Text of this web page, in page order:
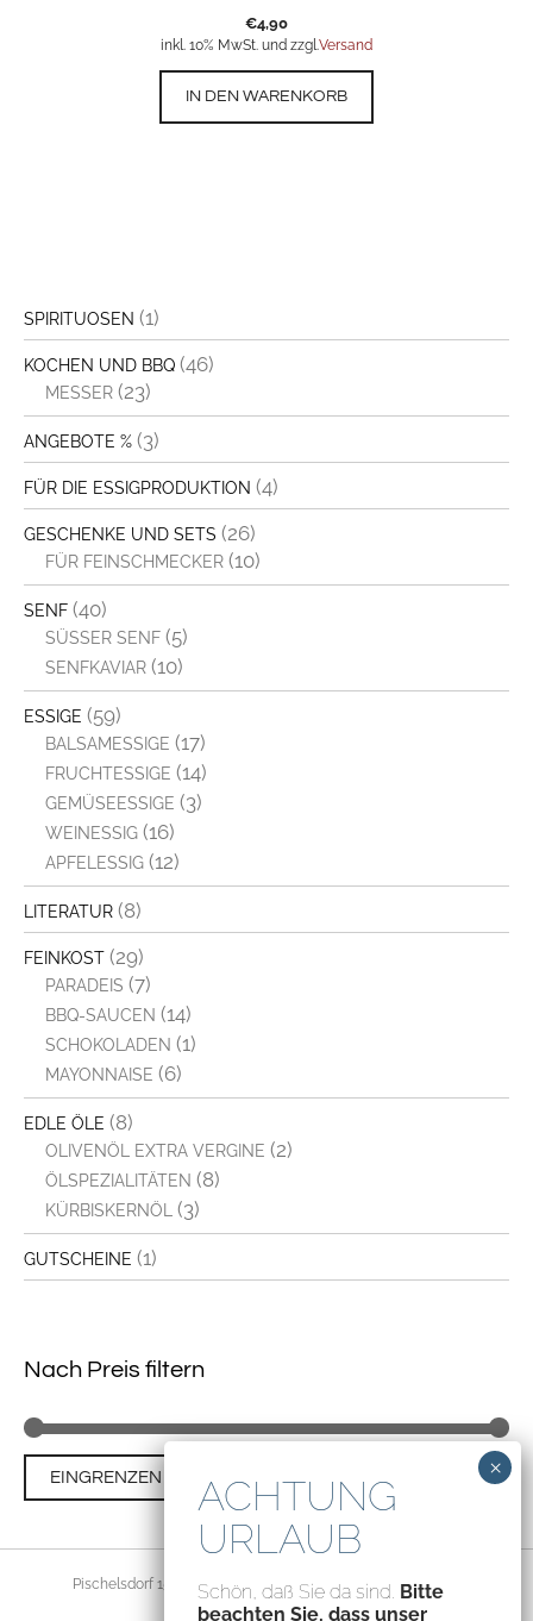
€4,90
inkl. 10% MwSt. und zzgl.Versand
IN DEN WARENKORB
SPIRITUOSEN (1)
KOCHEN UND BBQ (46)
MESSER (23)
ANGEBOTE % (3)
FÜR DIE ESSIGPRODUKTION (4)
GESCHENKE UND SETS (26)
FÜR FEINSCHMECKER (10)
SENF (40)
SÜSSER SENF (5)
SENFKAVIAR (10)
ESSIGE (59)
BALSAMESSIGE (17)
FRUCHTESSIGE (14)
GEMÜSEESSIGE (3)
WEINESSIG (16)
APFELESSIG (12)
LITERATUR (8)
FEINKOST (29)
PARADEIS (7)
BBQ-SAUCEN (14)
SCHOKOLADEN (1)
MAYONNAISE (6)
EDLE ÖLE (8)
OLIVENÖL EXTRA VERGINE (2)
ÖLSPEZIALITÄTEN (8)
KÜRBISKERNÖL (3)
GUTSCHEINE (1)
Nach Preis filtern
EINGRENZEN €10
Pischelsdorf 156, 8212 Pischelsdorf, Austria – ATU70094435
Schön, daß Sie da sind. Bitte
beachten Sie, dass unser